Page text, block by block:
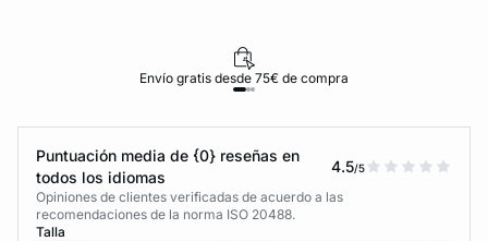
Envío gratis desde 75€ de compra
Puntuación media de {0} reseñas en
todos los idiomas
4.5/5
Opiniones de clientes verificadas de acuerdo a las
recomendaciones de la norma ISO 20488.
Talla